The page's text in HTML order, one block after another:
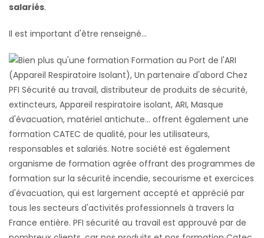
salariés.
Il est important d'être renseigné...